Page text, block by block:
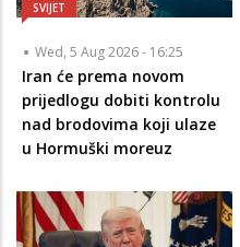
SVIJET
Wed, 5 Aug 2026 - 16:25
Iran će prema novom
prijedlogu dobiti kontrolu
nad brodovima koji ulaze
u Hormuški moreuz